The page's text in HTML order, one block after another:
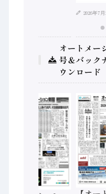
2026年7
オートメー
号＆バック
ウンロード